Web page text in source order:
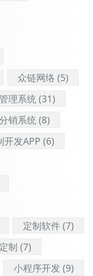
众链网络 (5)
理系统(31)
销系统(8)
开发APP (6)
定制软件(7)
制 (7)
小程序开发 (9)